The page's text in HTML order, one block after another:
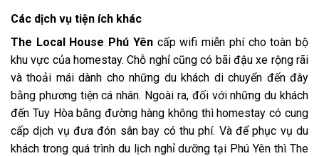
Các dịch vụ tiện ích khác
The Local House Phú Yên cấp wifi miễn phí cho toàn bộ
khu vực của homestay. Chỗ nghỉ cũng có bãi đậu xe rộng rãi
và thoải mái dành cho những du khách di chuyển đến đây
bằng phương tiện cá nhân. Ngoài ra, đối với những du khách
đến Tuy Hòa bằng đường hàng không thì homestay có cung
cấp dịch vụ đưa đón sân bay có thu phí. Và để phục vụ du
khách trong quá trình du lịch nghỉ dưỡng tại Phú Yên thì The